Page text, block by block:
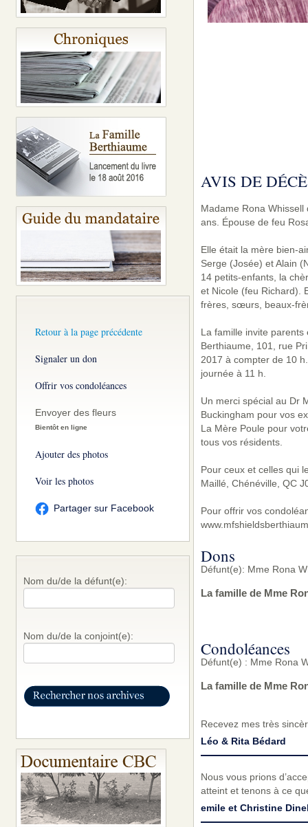
Retour à la page précédente
Signaler un don
Offrir vos condoléances
Envoyer des fleurs
Bientôt en ligne
Ajouter des photos
Voir les photos
Partager sur Facebook
Nom du/de la défunt(e):
Nom du/de la conjoint(e):
AVIS DE
Madame Rona
ans. Épouse de feu
Elle était la mère bien-
Serge (Josée) et Alain
14 petits-enfants, la
et Nicole (feu Richard).
frères, sœurs, beaux-
La famille invite
Berthiaume, 101, rue
2017 à compter de 10
journée à 11 h.
Un merci spécial au Dr
Buckingham pour vos
La Mère Poule pour
tous vos résidents.
Pour ceux et celles qui
Maillé, Chénéville, QC
Pour offrir vos
Dons
Défunt(e): Mme Rona
La famille de Mme
Condoléances
Défunt(e) : Mme Rona
La famille de Mme
Recevez mes très
Léo & Rita Bédard
Nous vous prions
atteint et tenons à ce
emile et Christine